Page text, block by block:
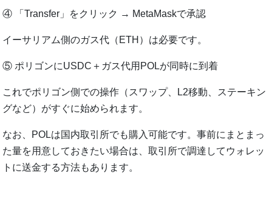
④ 「Transfer」をクリック → MetaMaskで承認
イーサリアム側のガス代（ETH）は必要です。
⑤ ポリゴンにUSDC＋ガス代用POLが同時に到着
これでポリゴン側での操作（スワップ、L2移動、ステーキン
グなど）がすぐに始められます。
なお、POLは国内取引所でも購入可能です。事前にまとまっ
た量を用意しておきたい場合は、取引所で調達してウォレッ
トに送金する方法もあります。